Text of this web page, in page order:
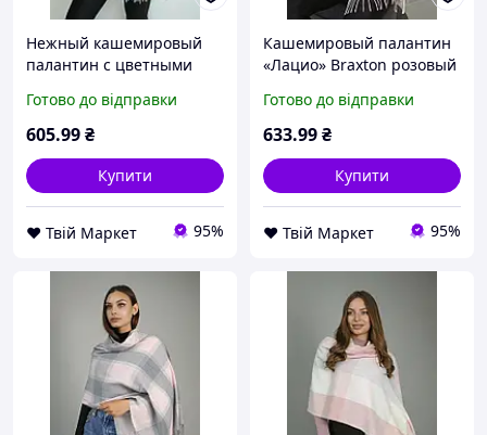
Нежный кашемировый
палантин с цветными
розовый + бирюзовый +
кофейный + серый D9-
Готово до відправки
605.99₴
Купити
❤️ Твій Маркет 95%
Кашемировый палантин
«Лацио» Braxton розовый
Готово до відправки
633.99₴
Купити
❤️ Твій Маркет 95%